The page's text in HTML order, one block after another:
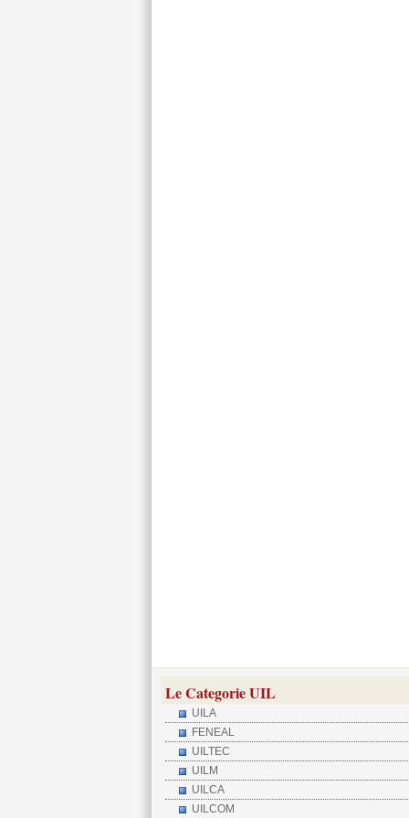
Le Categorie UIL
UILA
FENEAL
UILTEC
UILM
UILCA
UILCOM